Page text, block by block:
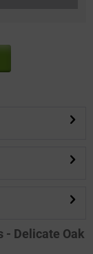
- Delicate Oak